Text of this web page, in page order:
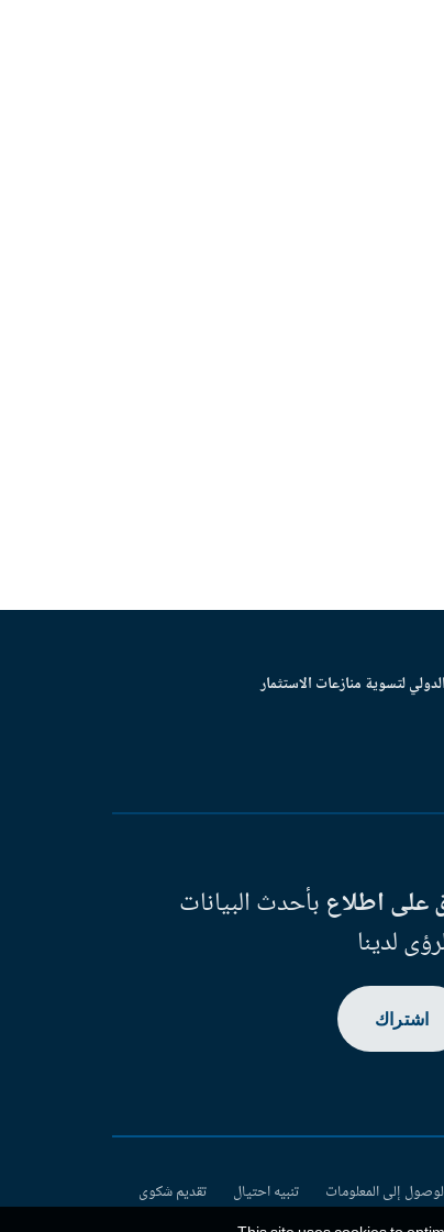
لتسوية منازعات الاستثمار
على اطلاعبأحدث البيانات
لدينا
اشتراك
إلى المعلومات تنبيه احتيال
تقديم شكوى